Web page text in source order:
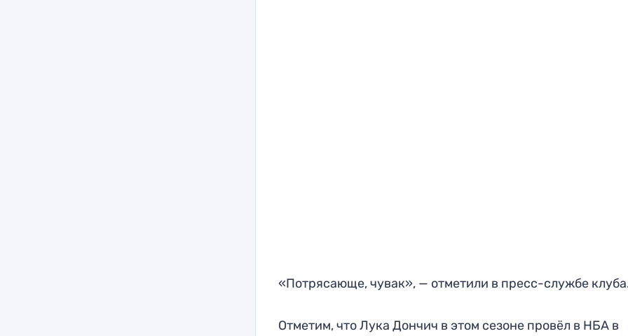
«Потрясающе, чувак», — отметили в пресс-службе
Отметим, что Лука Дончич в этом сезоне провёл в НБА в